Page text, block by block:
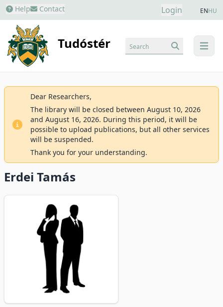
Help Contact Login ENHU
Tudóstér menu
Search
Dear Researchers,
The library will be closed between August 10, 2026
and August 16, 2026. During this period, it will be
possible to upload publications, but all other services
will be suspended.
Thank you for your understanding.
Erdei Tamás